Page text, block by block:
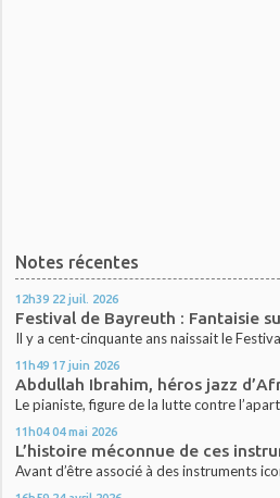
Notes récentes
12h39 22 juil. 2026
Festival de Bayreuth : Fantaisie
Il y a cent-cinquante ans naissait le
11h49 17 juin 2026
Abdullah Ibrahim, héros jazz
Le pianiste, figure de la lutte contre
11h04 04 mai 2026
L’histoire méconnue de ces
Avant d’être associé à des instruments